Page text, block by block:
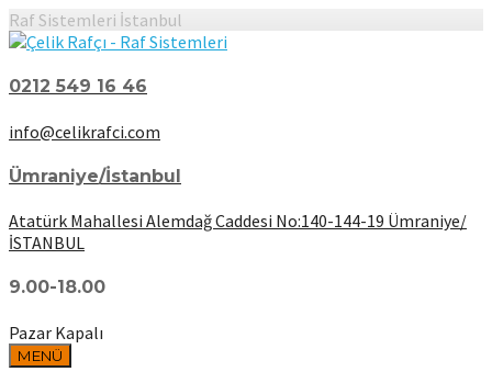
Raf Sistemleri İstanbul
0212 549 16 46
info@celikrafci.com
Ümraniye/İstanbul
Atatürk Mahallesi Alemdağ Caddesi No:140-144-19 Ümraniye/
İSTANBUL
9.00-18.00
Pazar Kapalı
MENÜ